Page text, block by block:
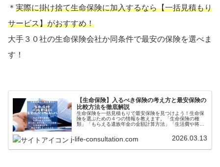
＊ 実際に掛け捨て生命保険に加入するなら【一括見積もり
サービス】がおすすめ！
大手３０社の生命保険会社か同条件で最安の保険を選べま
す！
【生命保険】入るべき保険の考え方と最安保険の
比較方法を徹底解説
生命保険を一括見積もりで最安保険を見つけよう！生命保
険を選ぶための４つの情報を教えます。「生命保険の種
類」「もらえる遺族年金の金額計算方法」「生活費や将来
j-life-consultation.com 2026.03.13